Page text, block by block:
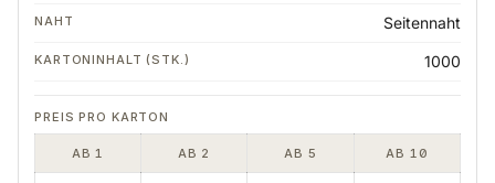
Seitennaht
1000
AB 1 AB 2 AB 5 AB 10